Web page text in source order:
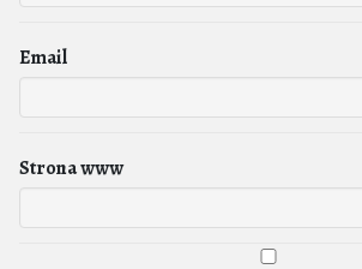
Email
Strona www